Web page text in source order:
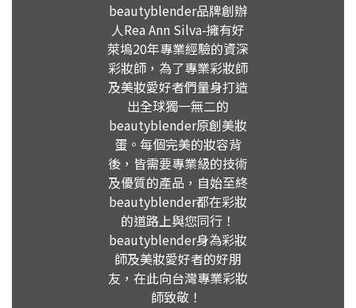
beautyblender品牌創辦
人Rea Ann Silva-擁有好
萊塢20年專業經驗的資深
彩妝師，為了專業彩妝師
及美妝愛好者們量身打造
出全球獨一無二的
beautyblender原創美妝
蛋。每個完美的妝容背
後，皆需要專業級的技術
及優質的產品，自始至終
beautyblender都在彩妝
的道路上與您同行！
beautyblender身為彩妝
師及美妝愛好者的好朋
友，在此向台灣專業彩妝
師致敬！